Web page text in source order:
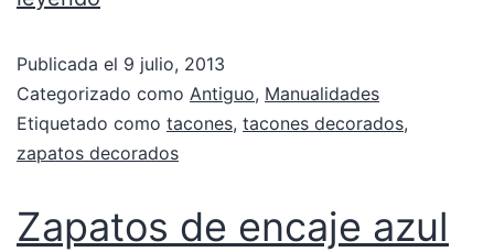
Publicada el 9 julio, 2013
Categorizado como Antiguo, Manualidades
Etiquetado como tacones, tacones decorados,
zapatos decorados
Zapatos de encaje azul